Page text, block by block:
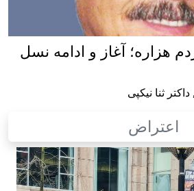
و ادامه نسل